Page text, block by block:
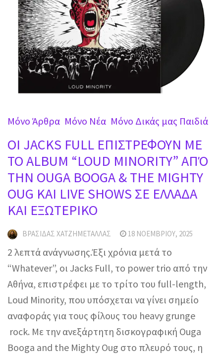
Mόνο Άρθρα Mόνο Νέα Μόνο Δικάς μας Παιδιά
OI JACKS FULL ΕΠΙΣΤΡΕΦΟΥΝ ΜΕ
ΤΟ ALBUM “LOUD MINORITY” ΑΠΌ
ΤΗΝ OUGA BOOGA & THE MIGHTY
OUG ΚΑΙ LIVE SHOWS ΣΕ ΕΛΛΑΔΑ
ΚΑΙ ΕΞΩΤΕΡΙΚΟ
ΒΡΑΣΊΔΑΣ ΧΑΤΖΗΜΕΤΑΛΛΆΣ 18 ΝΟΕΜΒΡΊΟΥ, 2025
2 λεπτά ανάγνωσης.Έξι χρόνια μετά το
“Whatever”, οι Jacks Full, το power trio από την
Αθήνα, επιστρέφει με το τρίτο του full-length,
Loud Minority, που υπόσχεται να γίνει σημείο
αναφοράς για τους φίλους του heavy grunge
rock. Με την ανεξάρτητη δισκογραφική Ouga
Booga and the Mighty Oug στο πλευρό τους, η